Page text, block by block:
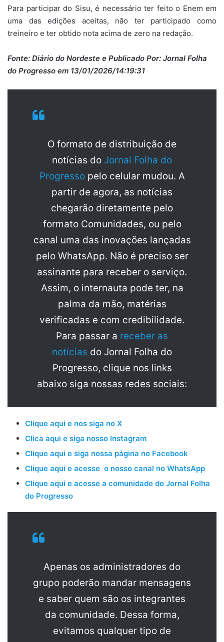
Para participar do Sisu, é necessário ter feito o Enem em
uma das edições aceitas, não ter participado como
treineiro e ter obtido nota acima de zero na redação.
Fonte: Diário do Nordeste e Publicado Por: Jornal Folha
do Progresso em 13/01/2026/14:19:31
O formato de distribuição de
notícias do Jornal Folha do
Progresso pelo celular mudou. A
partir de agora, as notícias
chegarão diretamente pelo
formato Comunidades, ou pelo
canal uma das inovações lançadas
pelo WhatsApp. Não é preciso ser
assinante para receber o serviço.
Assim, o internauta pode ter, na
palma da mão, matérias
verificadas e com credibilidade.
Para passar a receber as
notícias do Jornal Folha do
Progresso, clique nos links
abaixo siga nossas redes sociais:
Clique aqui e nos siga no X
Clica aqui e siga nosso Instagram
Clique aqui e siga nossa página no Facebook
Clique aqui e acesse o nosso canal no WhatsApp
Clique aqui e acesse a comunidade do Jornal Folha
do Progresso
Apenas os administradores do
grupo poderão mandar mensagens
e saber quem são os integrantes
da comunidade. Dessa forma,
evitamos qualquer tipo de